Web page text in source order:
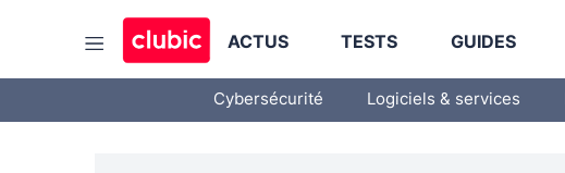
ACTUS TESTS GUIDES
Cybersécurité Logiciels & services